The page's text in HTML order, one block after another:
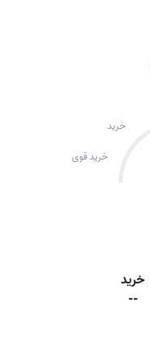
خرید
خرید قوی
خرید
--